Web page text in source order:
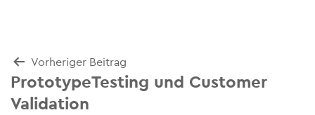
Beitrags-
Navigation
Vorheriger Beitrag
PrototypeTesting und Customer
Validation